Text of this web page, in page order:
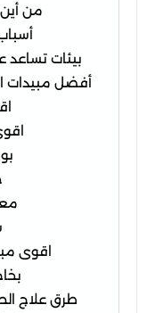
من أين
بيئات تساعد
أفضل مبيدات
اقوى
طرق علاج